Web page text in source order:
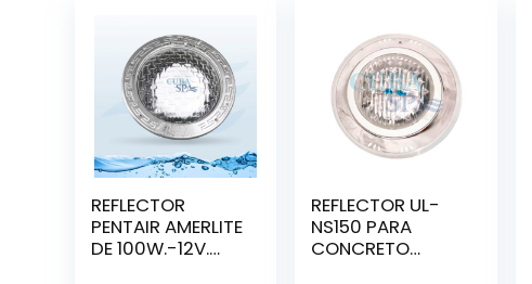
REFLECTOR
PENTAIR AMERLITE
DE 100W.-12V.
REFLECTOR UL-
NS150 PARA
CONCRETO